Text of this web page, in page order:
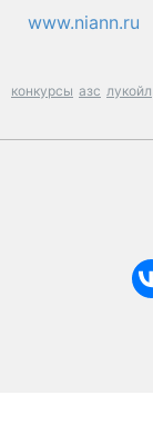
www.niann.ru
конкурсы азс лукойл